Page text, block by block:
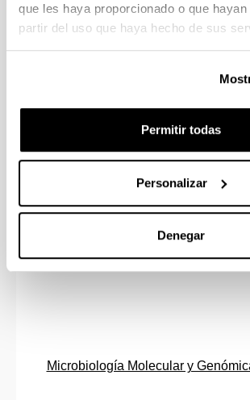
que les haya proporcionado o que
partir del uso que haya hecho de sus
Permitir todas
Personalizar
Denegar
Equipos y líneas de
investigación
Candidiasis y otras Infecciones
Microbiología Molecular y